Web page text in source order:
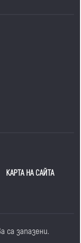
КАРТА НА САЙТА
са запазени.